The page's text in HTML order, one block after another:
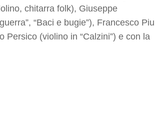
chitarra folk), Giuseppe
“Baci e bugie”), Francesco Piu
Persico (violino in “Calzini”) e con la